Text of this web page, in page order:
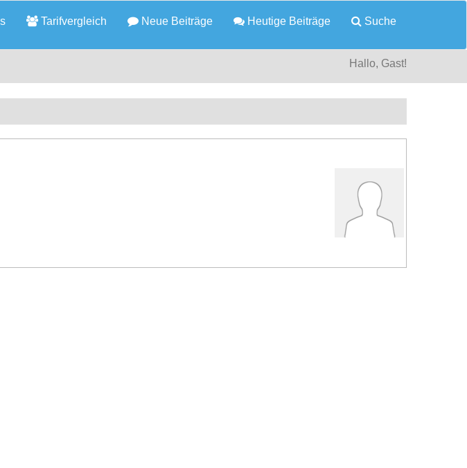
Tarifvergleich Neue Beiträge Heutige Beiträge Suche
Hallo, Gast!